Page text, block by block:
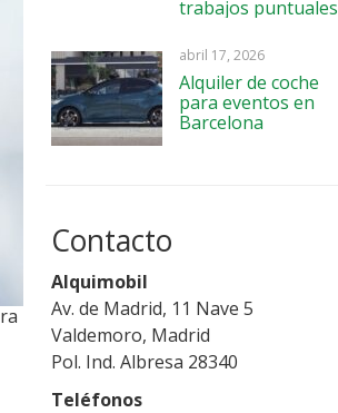
trabajos puntuales
abril 17, 2026
Alquiler de coche
para eventos en
Barcelona
Contacto
Alquimobil
Av. de Madrid, 11 Nave 5
Valdemoro, Madrid
Pol. Ind. Albresa 28340
Teléfonos